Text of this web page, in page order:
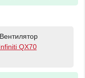
Вентилятор
Infiniti QX70